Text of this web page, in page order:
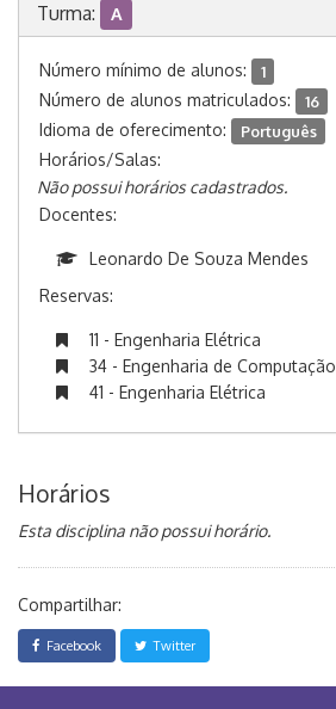
Turma: A
Número mínimo de alunos: 1
Número de alunos matriculados: 16
Idioma de oferecimento: Português
Horários/Salas:
Não possui horários cadastrados.
Docentes:
Leonardo De Souza Mendes
Reservas:
11 - Engenharia Elétrica
34 - Engenharia de Computação
41 - Engenharia Elétrica
Horários
Esta disciplina não possui horário.
Compartilhar:
Facebook Twitter